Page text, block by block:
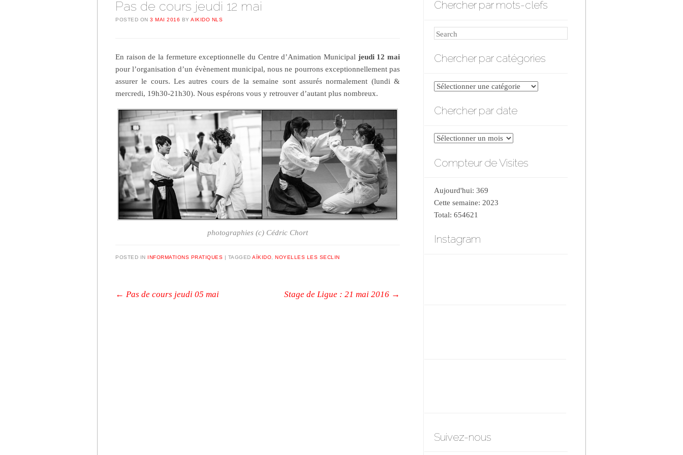
Pas de cours jeudi 12 mai
POSTED ON 3 MAI 2016 BY AIKIDO NLS
En raison de la fermeture exceptionnelle du Centre d’Animation Municipal jeudi 12 mai
pour l’organisation d’un évènement municipal, nous ne pourrons exceptionnellement pas
assurer le cours. Les autres cours de la semaine sont assurés normalement (lundi &
mercredi, 19h30-21h30). Nous espérons vous y retrouver d’autant plus nombreux.
photographies (c) Cédric Chort
POSTED IN INFORMATIONS PRATIQUES TAGGED AÏKIDO, NOYELLES LES SECLIN
Post navigation
← Pas de cours jeudi 05 mai Stage de Ligue : 21 mai 2016 →
Chercher par mots-clefs
Search
Chercher par catégories
Chercher
catégories
Chercher par date
Chercher
date
Compteur de Visites
Aujourd'hui: 369
Cette semaine: 2023
Total: 654621
Instagram
Suivez-nous